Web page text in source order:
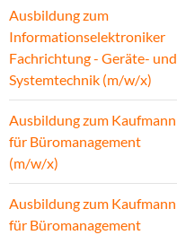
Ausbildung zum
Informationselektroniker
Fachrichtung - Geräte- und
Systemtechnik (m/w/x)
Ausbildung zum Kaufmann
für Büromanagement
(m/w/x)
Ausbildung zum Kaufmann
für Büromanagement